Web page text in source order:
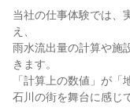
当社の仕事体験では、
え、
雨水流出量の計算や施
きます。
「計算上の数値」が「
石川の街を舞台に感じ